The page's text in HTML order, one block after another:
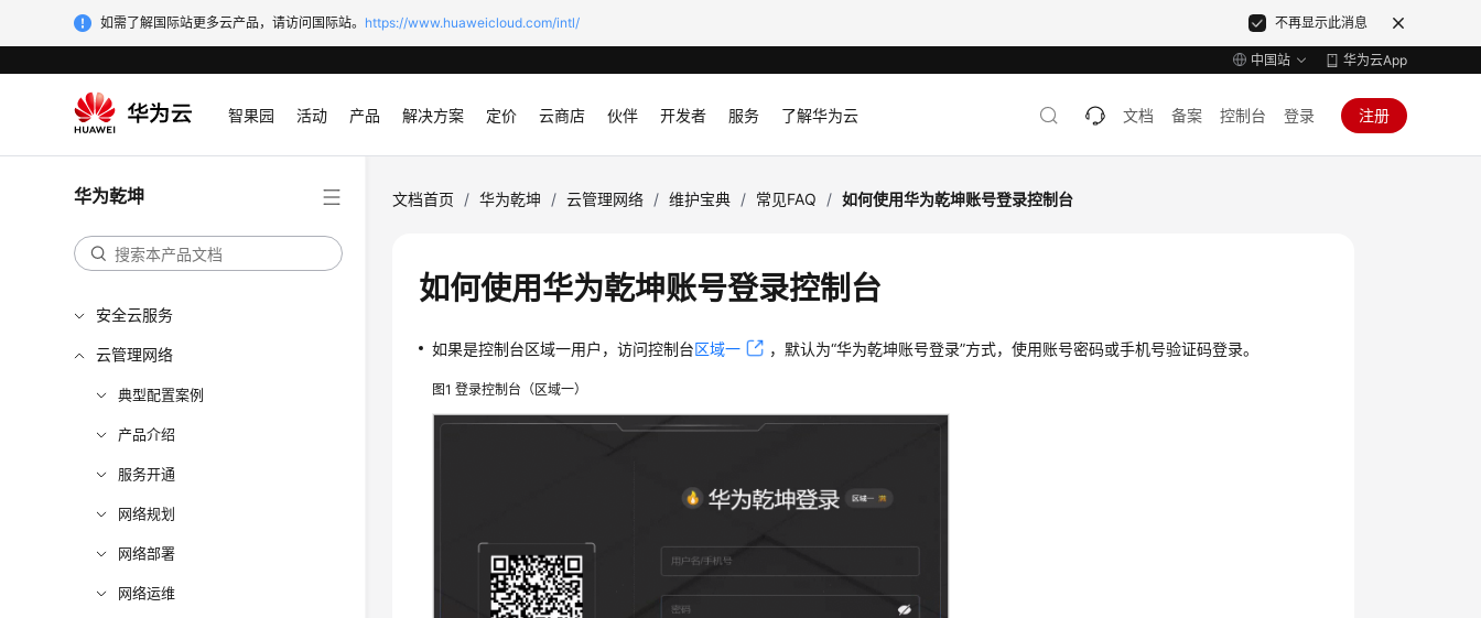
如需了解国际站更多云产品，请访问国际站。 https://www.huaweicloud.com/intl/ 不再显示此消息
中国站 华为云App
智果园 活动 产品 解决方案 定价 云商店 伙伴 开发者 服务 了解华为云 文档 备案 控制台 登录 注册
华为乾坤
安全云服务
云管理网络
典型配置案例
产品介绍
服务开通
网络规划
网络部署
网络运维
文档首页 / 华为乾坤 / 云管理网络 / 维护宝典 / 常见FAQ / 如何使用华为乾坤账号登录控制台
如何使用华为乾坤账号登录控制台
如果是控制台区域一用户，访问控制台区域一 ，默认为“华为乾坤账号登录”方式，使用账号密码或手机号验证码登录。
图1登录控制台 （区域一）